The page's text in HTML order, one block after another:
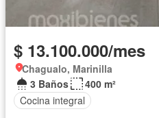
$ 13.100.000/mes
Chagualo, Marinilla
3 Baños
400 m²
Cocina integral